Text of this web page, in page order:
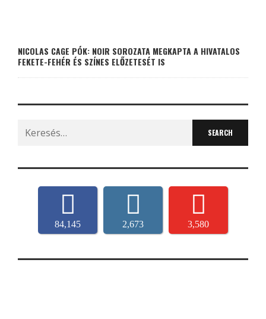
NICOLAS CAGE PÓK: NOIR SOROZATA MEGKAPTA A HIVATALOS
FEKETE-FEHÉR ÉS SZÍNES ELŐZETESÉT IS
Search
for:
84,145 2,673 3,580